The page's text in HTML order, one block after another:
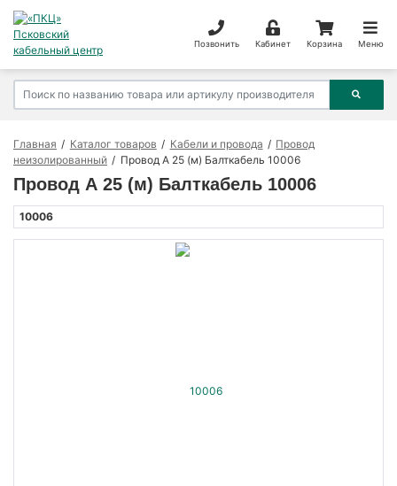
Позвонить Кабинет Корзина Меню
Главная Каталог товаров Кабели и провода
Провод
неизолированный
Провод А 25 (м) Балткабель 10006
Провод А 25 (м) Балткабель 10006
10006